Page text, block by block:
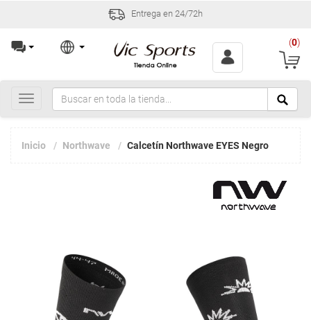
Entrega en 24/72h
(0)
Toggle
navigation
Inicio Northwave Calcetín Northwave EYES Negro